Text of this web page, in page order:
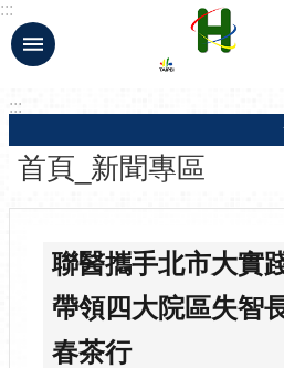
跳到主要內容區塊
:::
:::
首頁_新聞專區
聯醫攜手北市大實
帶領四大院區失智
春茶行